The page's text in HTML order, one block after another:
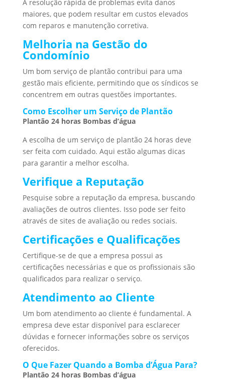
A resolução rápida de problemas evita danos
maiores, que podem resultar em custos elevados
com reparos e manutenção corretiva.
Melhoria na Gestão do
Condomínio
Um bom serviço de plantão contribui para uma
gestão mais eficiente, permitindo que os síndicos se
concentrem em outras questões importantes.
Como Escolher um Serviço de Plantão
Plantão 24 horas Bombas d’água
A escolha de um serviço de plantão 24 horas deve
ser feita com cuidado. Aqui estão algumas dicas
para garantir a melhor escolha.
Verifique a Reputação
Pesquise sobre a reputação da empresa, buscando
avaliações de outros clientes. Isso pode ser feito
através de sites de avaliação ou redes sociais.
Certificações e Qualificações
Certifique-se de que a empresa possui as
certificações necessárias e que os profissionais são
qualificados para realizar o serviço.
Atendimento ao Cliente
Um bom atendimento ao cliente é fundamental. A
empresa deve estar disponível para esclarecer
dúvidas e fornecer informações sobre os serviços
oferecidos.
O Que Fazer Quando a Bomba d’Água Para?
Plantão 24 horas Bombas d’água